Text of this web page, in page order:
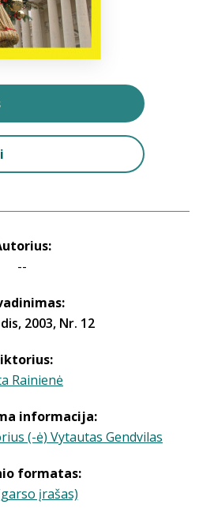
--
2003, Nr. 12
Rainienė
informacija:
(-ė) Vytautas Gendvilas
formatas:
įrašas)